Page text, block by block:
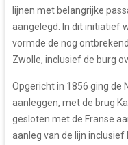
lijnen met belangrijke
aangelegd. In dit initiatief
vormde de nog
Zwolle, inclusief de burg
Opgericht in 1856 ging de
aanleggen, met de brug
gesloten met de Franse
aanleg van de lijn inclusief